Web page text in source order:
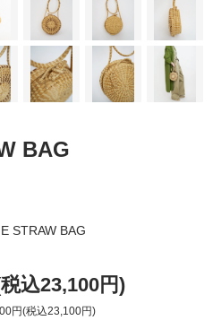
BAG
STRAW BAG
込23,100円)
円(税込23,100円)